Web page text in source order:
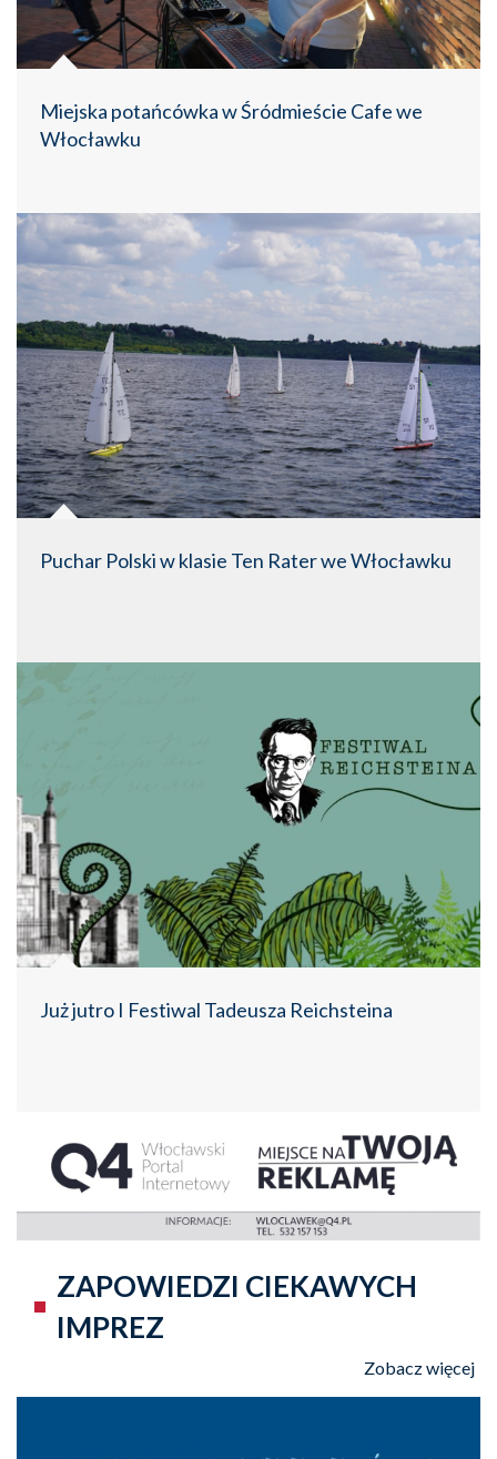
Miejska potańcówka w Śródmieście Cafe we
Włocławku
Puchar Polski w klasie Ten Rater we Włocławku
Już jutro I Festiwal Tadeusza Reichsteina
ZAPOWIEDZI CIEKAWYCH
IMPREZ
Zobacz więcej